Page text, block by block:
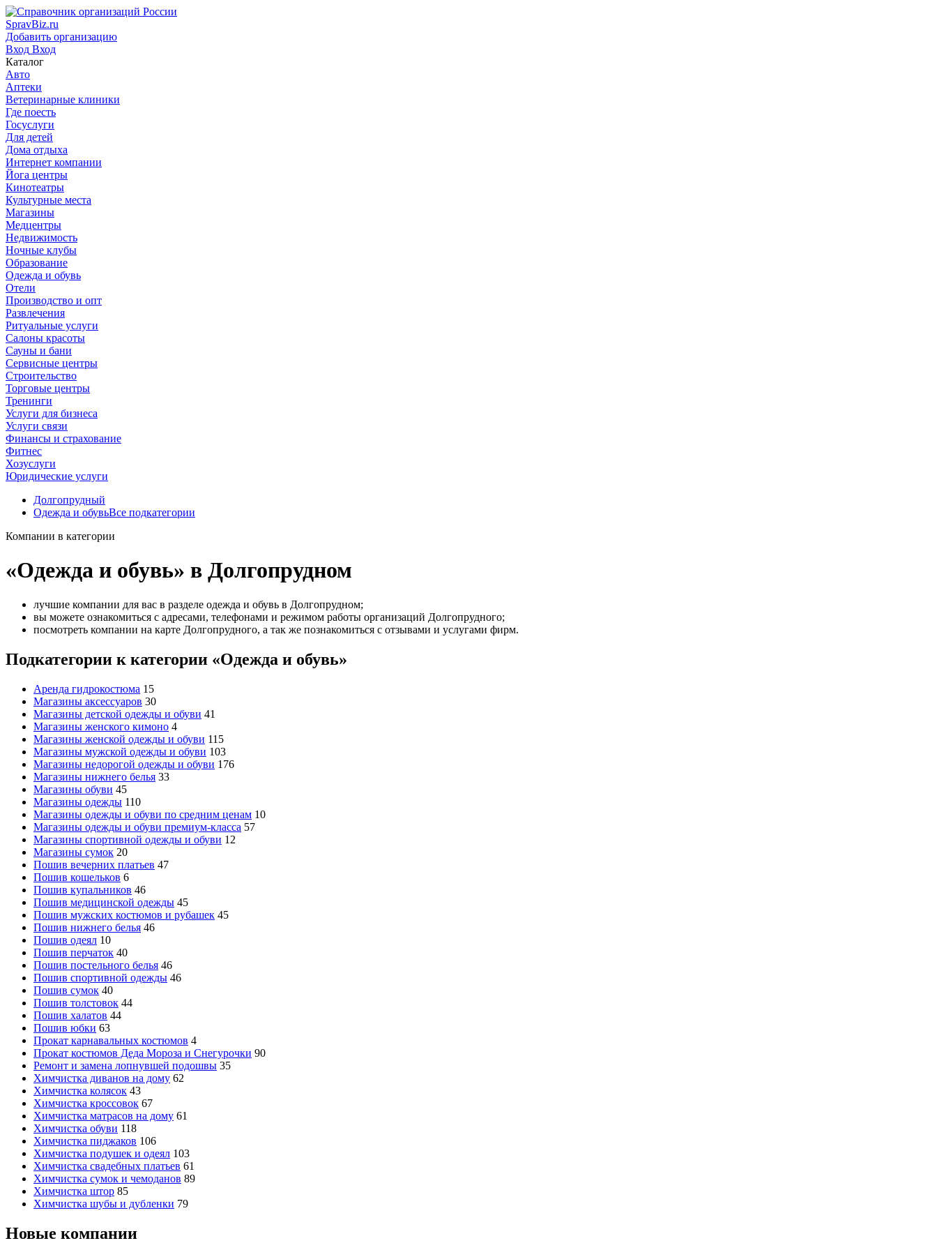
SpravBiz.ru
Добавить организацию
Вход Вход
Каталог
Авто
Аптеки
Ветеринарные клиники
Где поесть
Госуслуги
Для детей
Дома отдыха
Интернет компании
Йога центры
Кинотеатры
Культурные места
Магазины
Медцентры
Недвижимость
Ночные клубы
Образование
Одежда и обувь
Отели
Производство и опт
Развлечения
Ритуальные услуги
Салоны красоты
Сауны и бани
Сервисные центры
Строительство
Торговые центры
Тренинги
Услуги для бизнеса
Услуги связи
Финансы и страхование
Фитнес
Хозуслуги
Юридические услуги
Долгопрудный
Одежда и обувьВсе подкатегории
Компании в категории
«Одежда и обувь» в Долгопрудном
лучшие компании для вас в разделе одежда и обувь в Долгопрудном;
вы можете ознакомиться с адресами, телефонами и режимом работы организаций Долгопрудного;
посмотреть компании на карте Долгопрудного, а так же познакомиться с отзывами и услугами фирм.
Подкатегории к категории «Одежда и обувь»
Аренда гидрокостюма 15
Магазины аксессуаров 30
Магазины детской одежды и обуви 41
Магазины женского кимоно 4
Магазины женской одежды и обуви 115
Магазины мужской одежды и обуви 103
Магазины недорогой одежды и обуви 176
Магазины нижнего белья 33
Магазины обуви 45
Магазины одежды 110
Магазины одежды и обуви по средним ценам 10
Магазины одежды и обуви премиум-класса 57
Магазины спортивной одежды и обуви 12
Магазины сумок 20
Пошив вечерних платьев 47
Пошив кошельков 6
Пошив купальников 46
Пошив медицинской одежды 45
Пошив мужских костюмов и рубашек 45
Пошив нижнего белья 46
Пошив одеял 10
Пошив перчаток 40
Пошив постельного белья 46
Пошив спортивной одежды 46
Пошив сумок 40
Пошив толстовок 44
Пошив халатов 44
Пошив юбки 63
Прокат карнавальных костюмов 4
Прокат костюмов Деда Мороза и Снегурочки 90
Ремонт и замена лопнувшей подошвы 35
Химчистка диванов на дому 62
Химчистка колясок 43
Химчистка кроссовок 67
Химчистка матрасов на дому 61
Химчистка обуви 118
Химчистка пиджаков 106
Химчистка подушек и одеял 103
Химчистка свадебных платьев 61
Химчистка сумок и чемоданов 89
Химчистка штор 85
Химчистка шубы и дубленки 79
Новые компании